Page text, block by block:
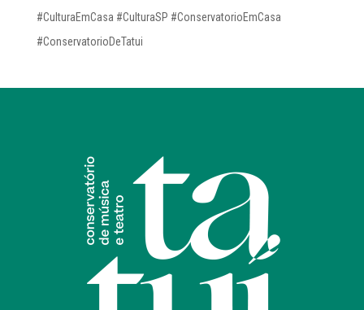
#CulturaEmCasa #CulturaSP #ConservatorioEmCasa
#ConservatorioDeTatui